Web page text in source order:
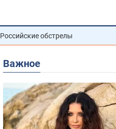
Российские обстрелы
Важное